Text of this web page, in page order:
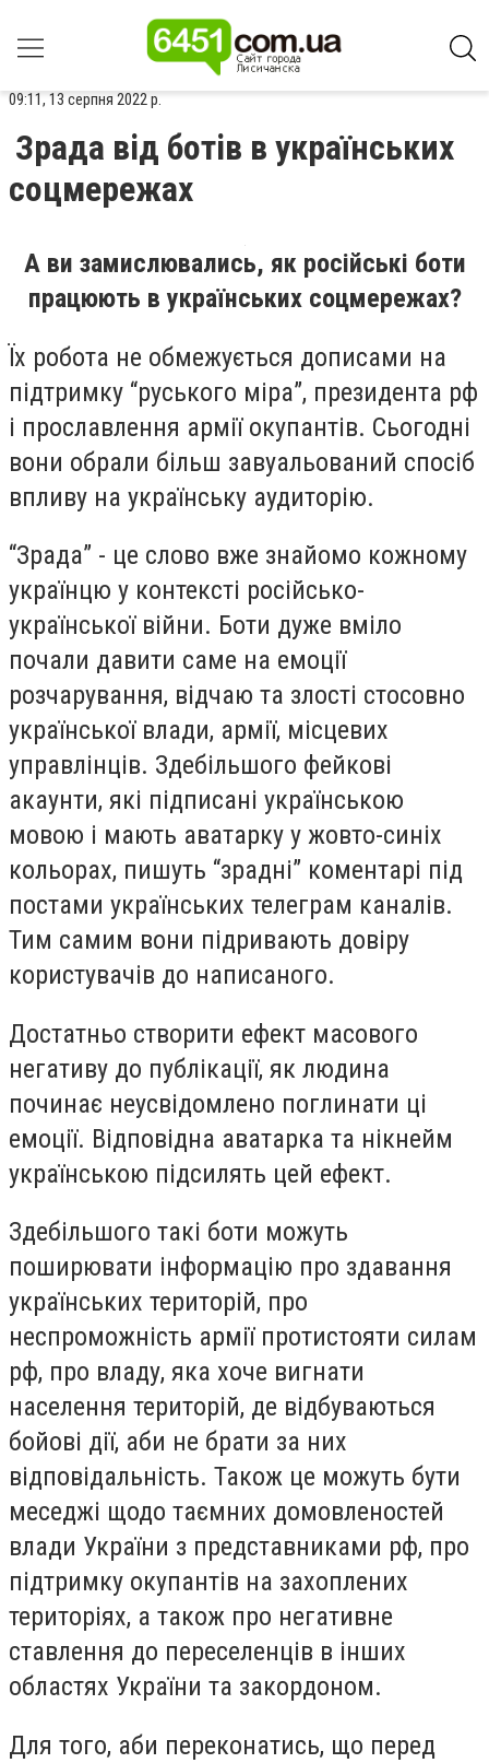
09:11, 13 серпня 2022 р.
Зрада від ботів в українських
соцмережах
А ви замислювались, як російські боти
працюють в українських соцмережах?
Їх робота не обмежується дописами на
підтримку “руського міра”, президента рф
і прославлення армії окупантів. Сьогодні
вони обрали більш завуальований спосіб
впливу на українську аудиторію.
“Зрада” - це слово вже знайомо кожному
українцю у контексті російсько-
української війни. Боти дуже вміло
почали давити саме на емоції
розчарування, відчаю та злості стосовно
української влади, армії, місцевих
управлінців. Здебільшого фейкові
акаунти, які підписані українською
мовою і мають аватарку у жовто-синіх
кольорах, пишуть “зрадні” коментарі під
постами українських телеграм каналів.
Тим самим вони підривають довіру
користувачів до написаного.
Достатньо створити ефект масового
негативу до публікації, як людина
починає неусвідомлено поглинати ці
емоції. Відповідна аватарка та нікнейм
українською підсилять цей ефект.
Здебільшого такі боти можуть
поширювати інформацію про здавання
українських територій, про
неспроможність армії протистояти силам
рф, про владу, яка хоче вигнати
населення територій, де відбуваються
бойові дії, аби не брати за них
відповідальність. Також це можуть бути
меседжі щодо таємних домовленостей
влади України з представниками рф, про
підтримку окупантів на захоплених
територіях, а також про негативне
ставлення до переселенців в інших
областях України та закордоном.
Для того, аби переконатись, що перед